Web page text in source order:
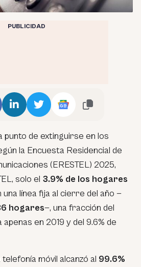
PUBLICIDAD
punto de extinguirse en los
la Encuesta Residencial de
(ERESTEL) 2025,
solo el 3.9% de los hogares
línea fija al cierre del año —
hogares—, una fracción del
en 2019 y del 9.6% de
móvil alcanzó al 99.6%